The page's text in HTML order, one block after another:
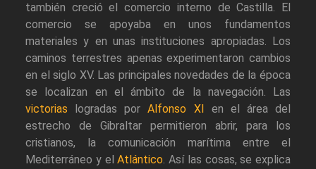
también creció el comercio interno de Castilla. El
comercio se apoyaba en unos fundamentos
materiales y en unas instituciones apropiadas. Los
caminos terrestres apenas experimentaron cambios
en el siglo XV. Las principales novedades de la época
se localizan en el ámbito de la navegación. Las
victorias logradas porAlfonso XI
en el área del
estrecho de Gibraltar permitieron abrir, para los
cristianos, la comunicación marítima entre el
Mediterráneo y elAtlántico. Así las cosas, se explica